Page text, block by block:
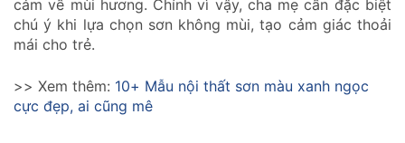
cảm về mùi hương. Chính vì vậy, cha mẹ cần đặc biệt
chú ý khi lựa chọn sơn không mùi, tạo cảm giác thoải
mái cho trẻ.
>> Xem thêm: 10+ Mẫu nội thất sơn màu xanh ngọc
cực đẹp, ai cũng mê